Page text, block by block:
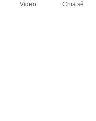
Video Chia sẻ